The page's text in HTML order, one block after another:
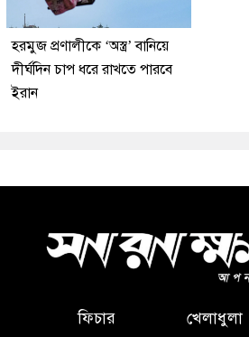
হরমুজ প্রণালীকে ‘অস্ত্র’ বানিয়ে
দীর্ঘদিন চাপ ধরে রাখতে পারবে
ইরান
ফিচার খেলাধুলা